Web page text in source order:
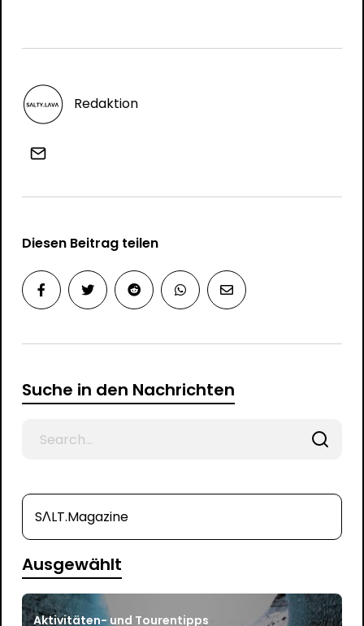
Redaktion
Diesen Beitrag teilen
Suche in den Nachrichten
SΛLT.Magazine
Ausgewählt
Aktivitäten- und Tourentipps